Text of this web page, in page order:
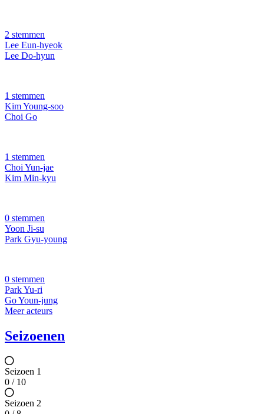
2 stemmen
Lee Eun-hyeok
Lee Do-hyun
1 stemmen
Kim Young-soo
Choi Go
1 stemmen
Choi Yun-jae
Kim Min-kyu
0 stemmen
Yoon Ji-su
Park Gyu-young
0 stemmen
Park Yu-ri
Go Youn-jung
Meer acteurs
Seizoenen
Seizoen 1
0 / 10
Seizoen 2